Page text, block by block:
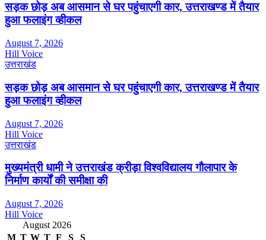
सड़क छोड़ अब आसमान से घर पहुंचाएगी कार, उत्तराखण्ड में तैयार
हुआ फलाइंग व्हीकल
August 7, 2026
Hill Voice
उत्तराखंड
सड़क छोड़ अब आसमान से घर पहुंचाएगी कार, उत्तराखण्ड में तैयार
हुआ फलाइंग व्हीकल
August 7, 2026
Hill Voice
उत्तराखंड
मुख्यमंत्री धामी ने उत्तराखंड क्रीड़ा विश्वविद्यालय गौलापार के
निर्माण कार्यों की समीक्षा की
August 7, 2026
Hill Voice
August 2026
M T W T F S S